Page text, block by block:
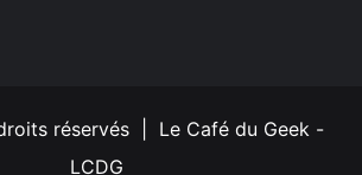
réservés | Le Café du Geek -
LCDG